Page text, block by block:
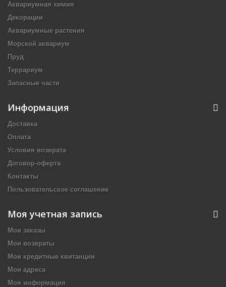
Аквариумная химия
Декорации
Аквариумные растения
Морской аквариум
Пруд
Террариум
Запасные части
Информация
Доставка
Оплата
Условия возврата
Договор-оферта
Контакты
Пользовательское соглашение
Моя учетная запись
Мои заказы
Мои возвраты
Мои кредитные квитанции
Мои адреса
Моя информация